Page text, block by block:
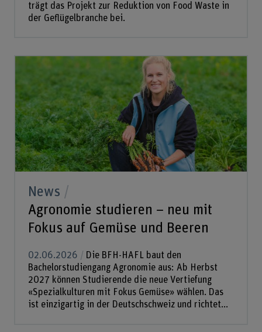
trägt das Projekt zur Reduktion von Food Waste in
der Geflügelbranche bei.
News
Agronomie studieren – neu mit
Fokus auf Gemüse und Beeren
02.06.2026
Die BFH-HAFL baut den
Bachelorstudiengang Agronomie aus: Ab Herbst
2027 können Studierende die neue Vertiefung
«Spezialkulturen mit Fokus Gemüse» wählen. Das
ist einzigartig in der Deutschschweiz und richtet...